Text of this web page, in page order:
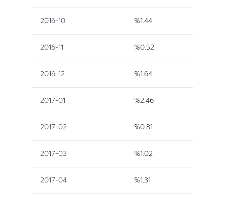
2016-10 %1.44
2016-11 %0.52
2016-12 %1.64
2017-01 %2.46
2017-02 %0.81
2017-03 %1.02
2017-04 %1.31